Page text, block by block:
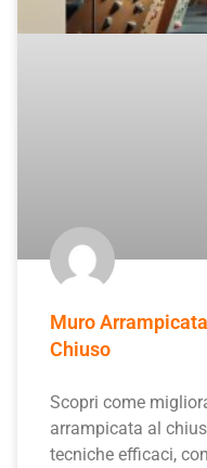
Muro
Chiuso
Scopri come
arrampicata al
tecniche efficaci,